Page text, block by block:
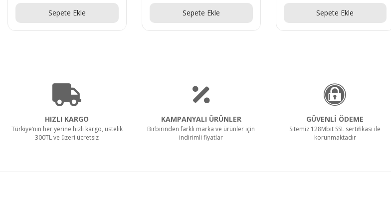
Sepete Ekle
Sepete Ekle
Sepete Ekle
HIZLI KARGO
Türkiye’nin her yerine hızlı kargo, üstelik
300TL ve üzeri ücretsiz
KAMPANYALI ÜRÜNLER
Birbirinden farklı marka ve ürünler için
indirimli fiyatlar
GÜVENLİ ÖDEME
Sitemiz 128Mbit SSL sertifikası ile
korunmaktadır